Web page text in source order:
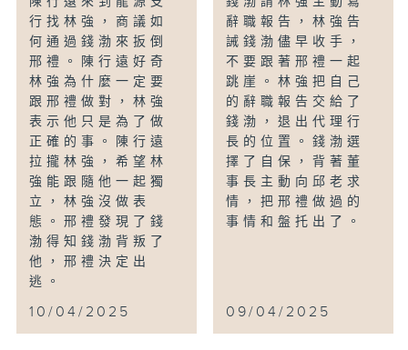
行找林強，商議如
何通過錢渤來扳倒
邢禮。陳行遠好奇
林強為什麼一定要
跟邢禮做對，林強
表示他只是為了做
正確的事。陳行遠
拉攏林強，希望林
強能跟隨他一起獨
立，林強沒做表
態。邢禮發現了錢
渤得知錢渤背叛了
他，邢禮決定出
逃。
10/04/2025
辭職報告，林強告
誡錢渤儘早收手，
不要跟著邢禮一起
跳崖。林強把自己
的辭職報告交給了
錢渤，退出代理行
長的位置。錢渤選
擇了自保，背著董
事長主動向邱老求
情，把邢禮做過的
事情和盤托出了。
09/04/2025